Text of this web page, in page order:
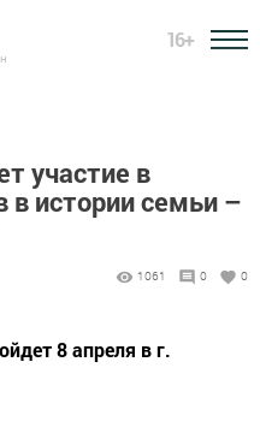
16+
участие в
в истории семьи –
1061 0 0
8 апреля в г.